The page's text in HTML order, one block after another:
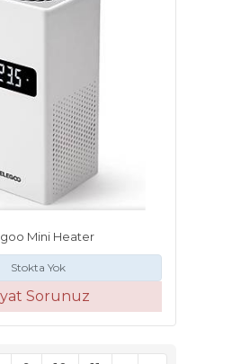
Mini Heater
Stokta Yok
Sorunuz